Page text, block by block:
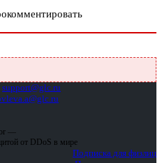
support@glc.ru
—
от DDoS в мире
Подписка для физлиц